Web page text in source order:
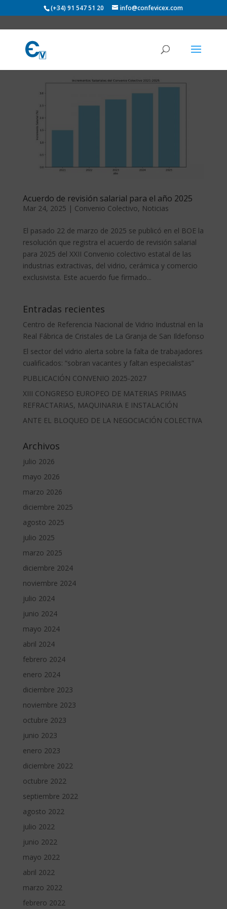
(+34) 91 547 51 20 info@confevicex.com
Acuerdo de revisión salarial para el año 2025
Mar 24, 2025 | Convenio Colectivo, Noticias
El pasado 22 de marzo de 2025 se publicó en el BOE la
resolución que registra el acuerdo de revisión salarial
para 2025 del XXII Convenio colectivo estatal de las
industrias extractivas, del vidrio, cerámica y comercio
exclusivista. Este acuerdo fue firmado...
Entradas recientes
Centro de Referencia Nacional de Vidrio Industrial en la
Real Fábrica de Cristales de La Granja de San Ildefonso
El sector del vidrio alerta sobre la falta de trabajadores
cualificados: “sobran vacantes y faltan especialistas”
PUBLICACIÓN CONVENIO 2025-2027
XIII CONGRESO EUROPEO DE MATERIAS PRIMAS
REFRACTARIAS, MAQUINARIA E INSTALACIÓN
ANTE EL BLOQUEO DE LA NEGOCIACIÓN COLECTIVA
Archivos
julio 2026
mayo 2026
marzo 2026
diciembre 2025
agosto 2025
julio 2025
marzo 2025
diciembre 2024
noviembre 2024
julio 2024
junio 2024
mayo 2024
abril 2024
febrero 2024
enero 2024
diciembre 2023
noviembre 2023
octubre 2023
junio 2023
enero 2023
diciembre 2022
octubre 2022
septiembre 2022
agosto 2022
julio 2022
junio 2022
mayo 2022
abril 2022
marzo 2022
febrero 2022